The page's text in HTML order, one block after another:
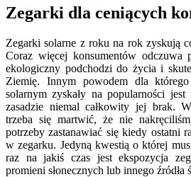
Zegarki dla ceniących
Zegarki solarne z roku na rok zyskują
Coraz więcej konsumentów odczuwa
ekologiczny podchodzi do życia i
Ziemię. Innym powodem dla
solarnym zyskały na popularności
zasadzie niemal całkowity jej brak.
trzeba się martwić, że nie
potrzeby zastanawiać się kiedy ostatni
w zegarku. Jedyną kwestią o której
raz na jakiś czas jest ekspozycja
promieni słonecznych lub innego źródła